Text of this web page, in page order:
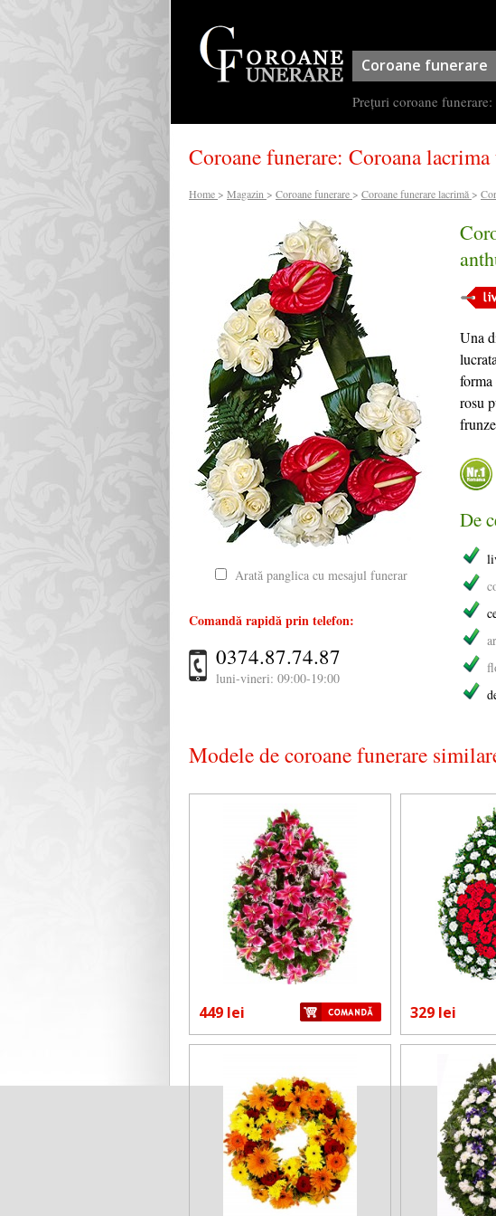
Coroane funerare
Prețuri coroane funerare:
Coroane funerare: Coroana
Home> Magazin > Coroane funerare> Coroane funerare lacrimă>
Arată panglica cu mesajul funerar
Comandă rapidă prin telefon:
0374.87.74.87
luni-vineri: 09:00-19:00
Una
rosu
De
Modele de coroane funerare
449 lei 329 lei